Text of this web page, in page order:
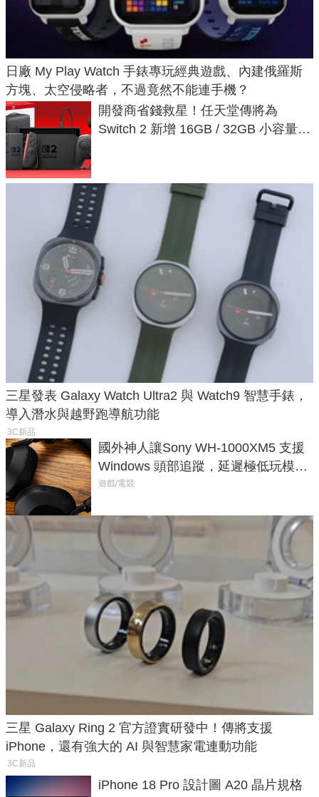
日廠 My Play Watch 手錶專玩經典遊戲、內建俄羅斯
方塊、太空侵略者，不過竟然不能連手機？
開發商省錢救星！任天堂傳將為
Switch 2 新增 16GB / 32GB 小容量遊
三星發表 Galaxy Watch Ultra2 與 Watch9 智慧手錶，
導入潛水與越野跑導航功能
3C新品
國外神人讓Sony WH-1000XM5 支援
Windows 頭部追蹤，延遲極低玩模擬
飛行超有感
遊戲/電競
三星 Galaxy Ring 2 官方證實研發中！傳將支援
iPhone，還有強大的 AI 與智慧家電連動功能
3C新品
iPhone 18 Pro 設計圖 A20 晶片規格